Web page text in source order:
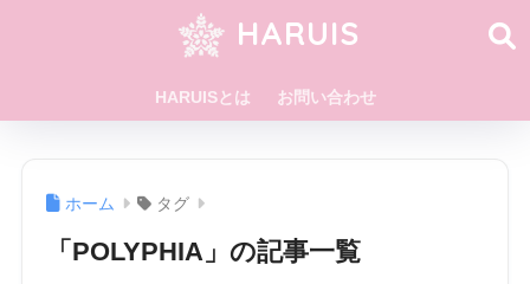
HARUIS
HARUISとは お問い合わせ
ホーム タグ
「POLYPHIA」の記事一覧